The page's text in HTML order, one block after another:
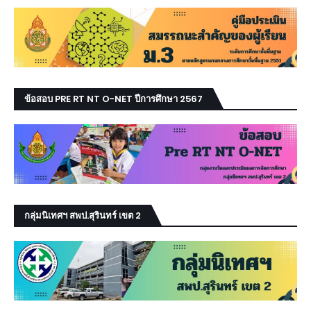
ข้อสอบ PRE RT NT O-NET ปีการศึกษา 2567
กลุ่มนิเทศฯ สพป.สุรินทร์ เขต 2